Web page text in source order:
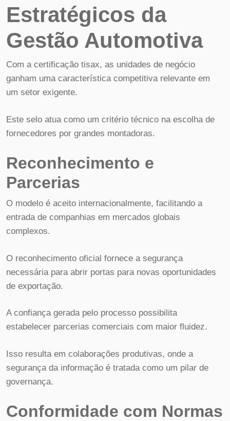
Estratégicos da
Gestão Automotiva
Com a certificação tisax, as unidades de negócio
ganham uma característica competitiva relevante em
um setor exigente.
Este selo atua como um critério técnico na escolha de
fornecedores por grandes montadoras.
Reconhecimento e
Parcerias
O modelo é aceito internacionalmente, facilitando a
entrada de companhias em mercados globais
complexos.
O reconhecimento oficial fornece a segurança
necessária para abrir portas para novas oportunidades
de exportação.
A confiança gerada pelo processo possibilita
estabelecer parcerias comerciais com maior fluidez.
Isso resulta em colaborações produtivas, onde a
segurança da informação é tratada como um pilar de
governança.
Conformidade com Normas